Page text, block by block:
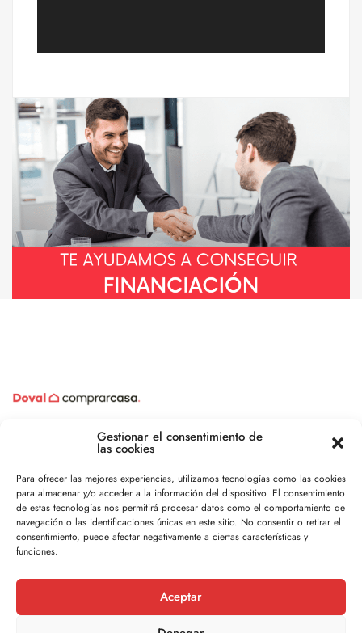
Gestionar el consentimiento de
las cookies
Para ofrecer las mejores experiencias, utilizamos tecnologías como las cookies
para almacenar y/o acceder a la información del dispositivo. El consentimiento
de estas tecnologías nos permitirá procesar datos como el comportamiento de
navegación o las identificaciones únicas en este sitio. No consentir o retirar el
consentimiento, puede afectar negativamente a ciertas características y
funciones.
Aceptar
Oficina de Porriño: C/ Ramón González · 2 · 1º 36400 · Porriño
Lunes-Jueves :9:00–14:00, 16:00–19:30
Viernes :9:00-14:00
Tlf. Porriño: 986 33 33 79
Oficina de Vigo: Calle Urzaiz 77 - Local 36204 · Vigo
Vigo: Viernes